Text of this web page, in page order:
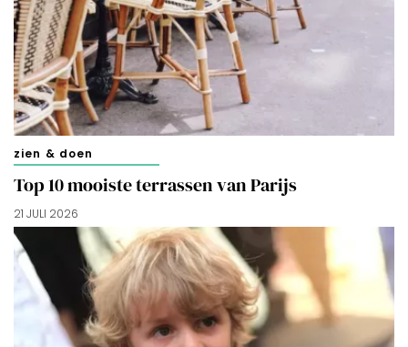
zien & doen
Top 10 mooiste terrassen van Parijs
21 JULI 2026